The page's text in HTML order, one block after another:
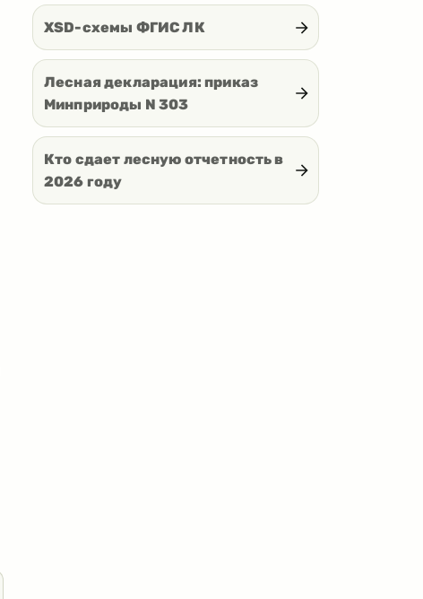
XSD-схемы ФГИС ЛК
Лесная декларация: приказ
Минприроды N 303
Кто сдает лесную отчетность в
2026 году